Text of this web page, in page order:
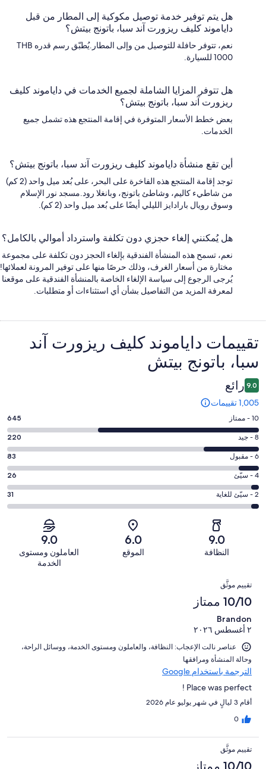
هل يتم توفير خدمة توصيل مكوكية إلى المطار من قبل
داياموند كليف ريزورت آند سبا، باتونج بيتش؟
نعم، تتوفر حافلة للتوصيل من وإلى المطار.يُطبّق رسم قدره THB
1000 للسيارة.
هل تتوفر المزايا الشاملة لجميع الخدمات في داياموند كليف
ريزورت آند سبا، باتونج بيتش؟
بعض خطط الأسعار المتوفرة في إقامة المنتجع هذه تشمل جميع
الخدمات.
أين تقع منشأة داياموند كليف ريزورت آند سبا، باتونج بيتش؟
توجد إقامة المنتجع هذه الفاخرة على البحر، على بُعد ميل واحد (2 كم)
من شاطيء كاليم، وشاطئ باتونج، وبانغلا رود.مسجد نور الإسلام
وسوق رويال بارادايز الليلي أيضًا على بُعد ميل واحد (2 كم).
هل يُمكنني إلغاء حجزي دون تكلفة واسترداد أموالي بالكامل؟
نعم، تسمح هذه المنشأة الفندقية بإلغاء الحجز دون تكلفة على مجموعة
مختارة من أسعار الغرف، وذلك حرصًا منها على توفير المرونة لعملائها!
يُرجى الرجوع إلى سياسة الإلغاء الخاصة بالمنشأة الفندقية على موقعنا
لمعرفة المزيد من التفاصيل بشأن أي استثناءات أو متطلبات.
التقييمات تقييمات ⁦داياموند كليف ريزورت آند
سبا، باتونج بيتش⁩
9.0 رائع
1,005 تقييمات
درجة
التصنيف
10
-
ممتاز.
645
من
أصل
10 - ممتاز 645
درجة
التصنيف
8
-
جيد.
220
8 - جيد 220
درجة
التصنيف
6
-
مقبول.
تقييمات
النزلاء
6 - مقبول 83
درجة
التصنيف
4
من
تقييمات
النزلاء
4 - سيّئ 26
درجة
التصنيف
من
أصل
1005
من
تقييمات
النزلاء
2 - سيّئ للغاية 31
9.0
النظافة
6.0
الموقع
9.0
العاملون ومستوى
الخدمة
التقييمات
تقييم موثَّق
10/10 ممتاز
Brandon
٢ أغسطس ٢٠٢٦
عناصر نالت الإعجاب: ⁦النظافة⁩، و⁦العاملون ومستوى الخدمة⁩، و⁦وسائل الراحة⁩،
و⁦حالة المنشأة ومرافقها⁩
الترجمة باستخدام Google
Place was perfect !
أقام 3 ليالٍ في شهر يوليو عام 2026
0
تقييم موثَّق